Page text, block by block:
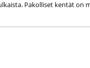
Pakolliset kentät on